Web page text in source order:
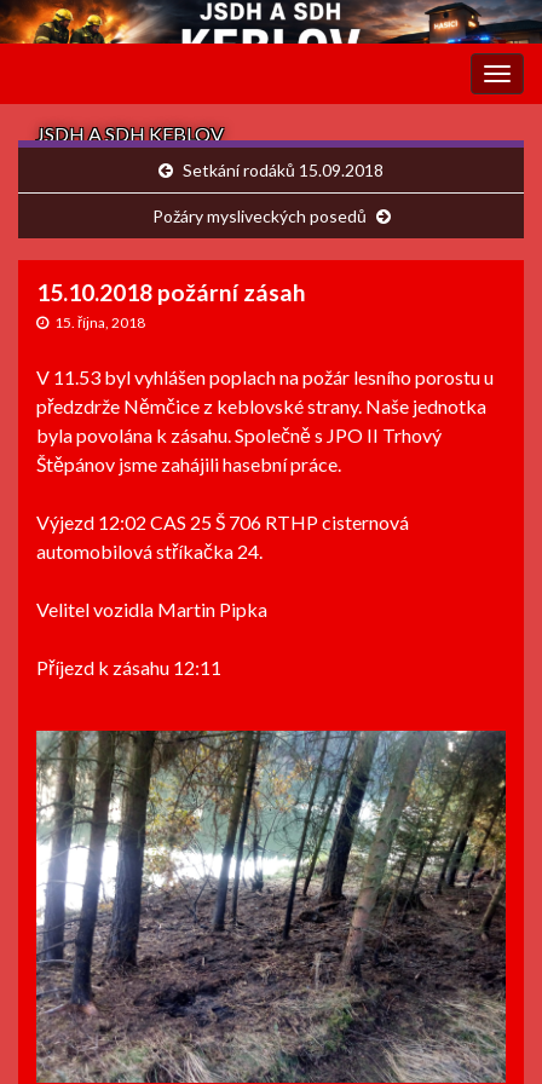
JSDH A SDH KEBLOV
Setkání rodáků 15.09.2018
Požáry mysliveckých posedů
15.10.2018 požární zásah
15. října, 2018
V 11.53 byl vyhlášen poplach na požár lesního porostu u
předzdrže Němčice z keblovské strany. Naše jednotka
byla povolána k zásahu. Společně s JPO II Trhový
Štěpánov jsme zahájili hasební práce.
Výjezd 12:02 CAS 25 Š 706 RTHP cisternová
automobilová stříkačka 24.
Velitel vozidla Martin Pipka
Příjezd k zásahu 12:11